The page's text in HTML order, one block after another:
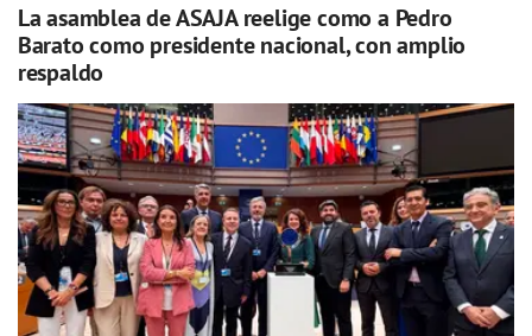
La asamblea de ASAJA reelige como a Pedro
Barato como presidente nacional, con amplio
respaldo